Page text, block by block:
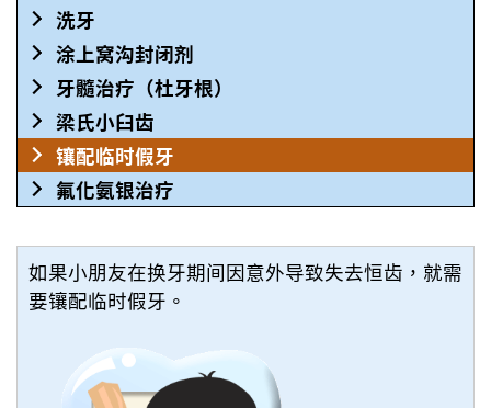
洗牙
涂上窝沟封闭剂
牙髓治疗（杜牙根）
梁氏小臼齿
镶配临时假牙
氟化氨银治疗
如果小朋友在换牙期间因意外导致失去恒齿，就需
要镶配临时假牙。